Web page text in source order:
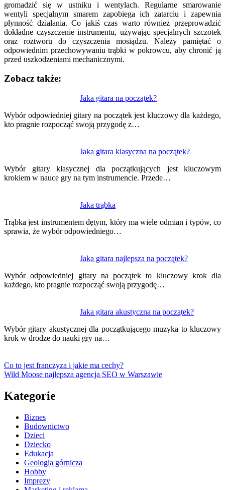
gromadzić się w ustniku i wentylach. Regularne smarowanie
wentyli specjalnym smarem zapobiega ich zatarciu i zapewnia
płynność działania. Co jakiś czas warto również przeprowadzić
dokładne czyszczenie instrumentu, używając specjalnych szczotek
oraz roztworu do czyszczenia mosiądzu. Należy pamiętać o
odpowiednim przechowywaniu trąbki w pokrowcu, aby chronić ją
przed uszkodzeniami mechanicznymi.
Zobacz także:
Jaka gitara na początek?
Wybór odpowiedniej gitary na początek jest kluczowy dla każdego,
kto pragnie rozpocząć swoją przygodę z…
Jaka gitara klasyczna na początek?
Wybór gitary klasycznej dla początkujących jest kluczowym
krokiem w nauce gry na tym instrumencie. Przede…
Jaka trąbka
Trąbka jest instrumentem dętym, który ma wiele odmian i typów, co
sprawia, że wybór odpowiedniego…
Jaka gitara najlepsza na początek?
Wybór odpowiedniej gitary na początek to kluczowy krok dla
każdego, kto pragnie rozpocząć swoją przygodę…
Jaka gitara akustyczna na początek?
Wybór gitary akustycznej dla początkującego muzyka to kluczowy
krok w drodze do nauki gry na…
wpisu
Co to jest franczyza i jakie ma cechy?
Wild Moose najlepsza agencja SEO w Warszawie
Kategorie
Biznes
Budownictwo
Dzieci
Dziecko
Edukacja
Geologia górnicza
Hobby
Imprezy